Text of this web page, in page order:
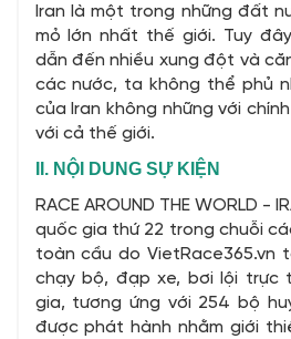
Iran là một trong những đất
mỏ lớn nhất thế giới. Tuy
dẫn đến nhiều xung đột và
các nước, ta không thể phủ
của Iran không những với
với cả thế giới.
II. NỘI DUNG SỰ KIỆN
RACE AROUND THE WORLD -
quốc gia thứ 22 trong chuỗi
toàn cầu do VietRace365.vn
chạy bộ, đạp xe, bơi lội trực
gia, tương ứng với 254 bộ
được phát hành nhằm giới